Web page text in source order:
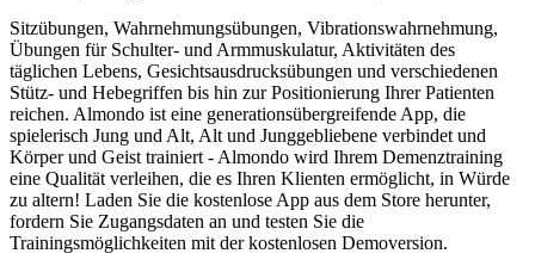
Sitzübungen, Wahrnehmungsübungen, Vibrationswahrnehmung,
Übungen für Schulter- und Armmuskulatur, Aktivitäten des
täglichen Lebens, Gesichtsausdrucksübungen und verschiedenen
Stütz- und Hebegriffen bis hin zur Positionierung Ihrer Patienten
reichen. Almondo ist eine generationsübergreifende App, die
spielerisch Jung und Alt, Alt und Junggebliebene verbindet und
Körper und Geist trainiert - Almondo wird Ihrem Demenztraining
eine Qualität verleihen, die es Ihren Klienten ermöglicht, in Würde
zu altern! Laden Sie die kostenlose App aus dem Store herunter,
fordern Sie Zugangsdaten an und testen Sie die
Trainingsmöglichkeiten mit der kostenlosen Demoversion.